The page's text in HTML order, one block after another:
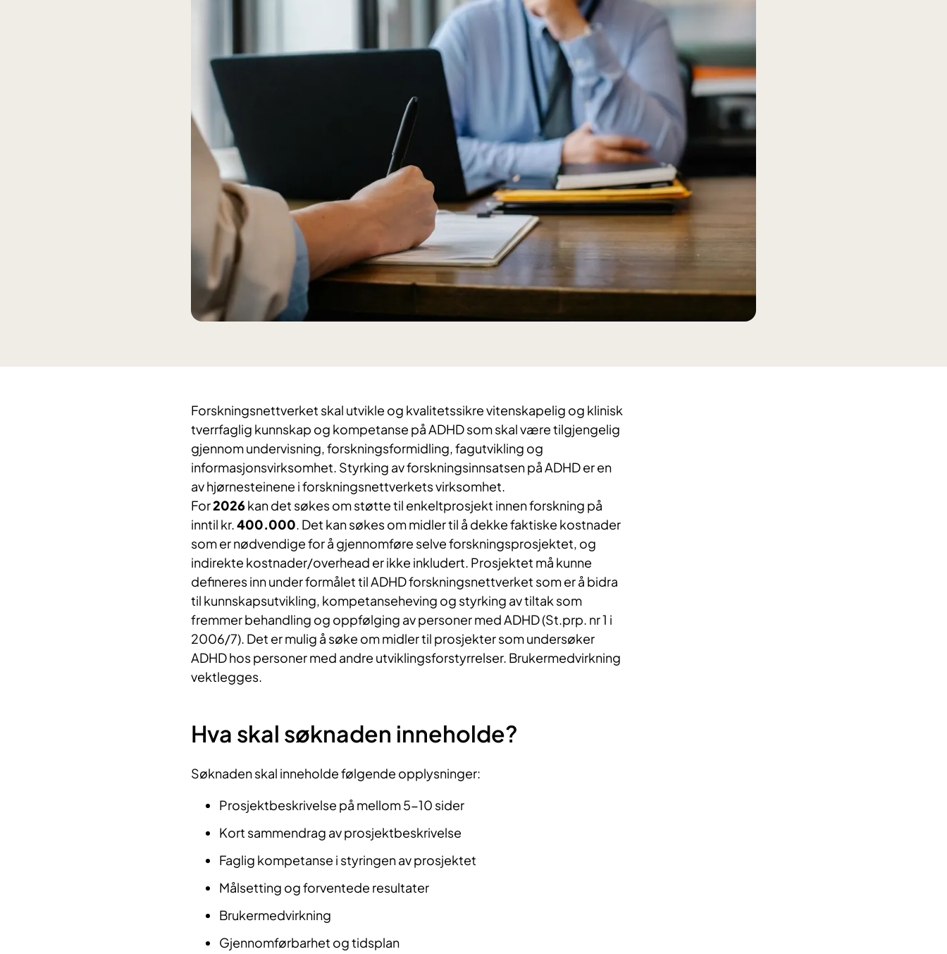
Forskningsnettverket skal utvikle og kvalitetssikre vitenskapelig og klinisk
tverrfaglig kunnskap og kompetanse på ADHD som skal være tilgjengelig
gjennom undervisning, forskningsformidling, fagutvikling og
informasjonsvirksomhet. Styrking av forskningsinnsatsen på ADHD er en
av hjørnesteinene i forskningsnettverkets virksomhet.
For2026kan det søkes om støtte til enkeltprosjekt innen forskning på
inntil kr.400.000. Det kan søkes om midler til å dekke faktiske kostnader
som er nødvendige for å gjennomføre selve forskningsprosjektet, og
indirekte kostnader/overhead er ikke inkludert. Prosjektet må kunne
defineres inn under formålet til ADHD forskningsnettverket som er å bidra
til kunnskapsutvikling, kompetanseheving og styrking av tiltak som
fremmer behandling og oppfølging av personer med ADHD (St.prp. nr 1 i
2006/7). Det er mulig å søke om midler til prosjekter som undersøker
ADHD hos personer med andre utviklingsforstyrrelser. Brukermedvirkning
vektlegges.
Hva skal søknaden inneholde?
Søknaden skal inneholde følgende opplysninger:
Prosjektbeskrivelse på mellom 5-10 sider
Kort sammendrag av prosjektbeskrivelse
Faglig kompetanse i styringen av prosjektet
Målsetting og forventede resultater
Brukermedvirkning
Gjennomførbarhet og tidsplan